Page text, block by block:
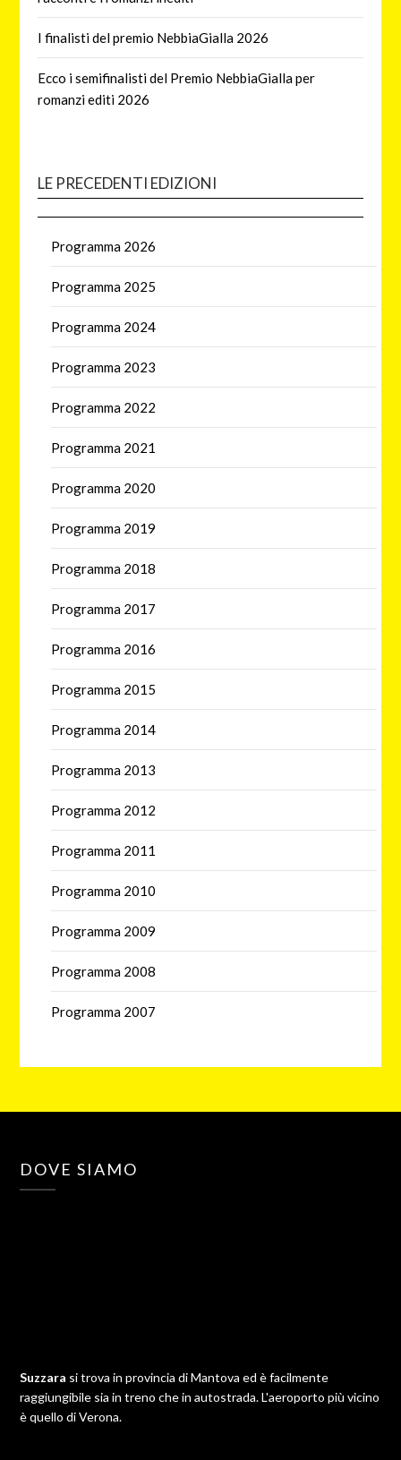
I finalisti del premio NebbiaGialla 2026
Ecco i semifinalisti del Premio NebbiaGialla per
romanzi editi 2026
LE PRECEDENTI EDIZIONI
Programma 2026
Programma 2025
Programma 2024
Programma 2023
Programma 2022
Programma 2021
Programma 2020
Programma 2019
Programma 2018
Programma 2017
Programma 2016
Programma 2015
Programma 2014
Programma 2013
Programma 2012
Programma 2011
Programma 2010
Programma 2009
Programma 2008
Programma 2007
DOVE SIAMO
Suzzara si trova in provincia di Mantova ed è facilmente
raggiungibile sia in treno che in autostrada. L'aeroporto più vicino
è quello di Verona.